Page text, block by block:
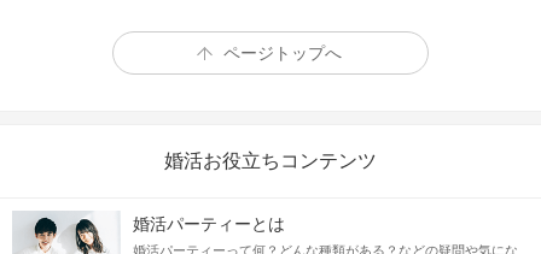
ページトップへ
婚活お役立ちコンテンツ
婚活パーティーとは
婚活パーティーって何？どんな種類がある？などの疑問や気にな